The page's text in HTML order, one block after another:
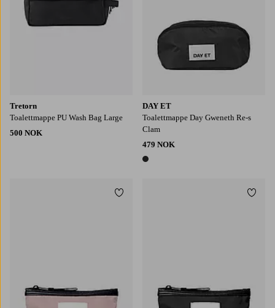
Tretorn
Toalettmappe PU Wash Bag Large
500 NOK
DAY ET
Toalettmappe Day Gweneth Re-s
Clam
479 NOK
1 farge
Legg til favoritter